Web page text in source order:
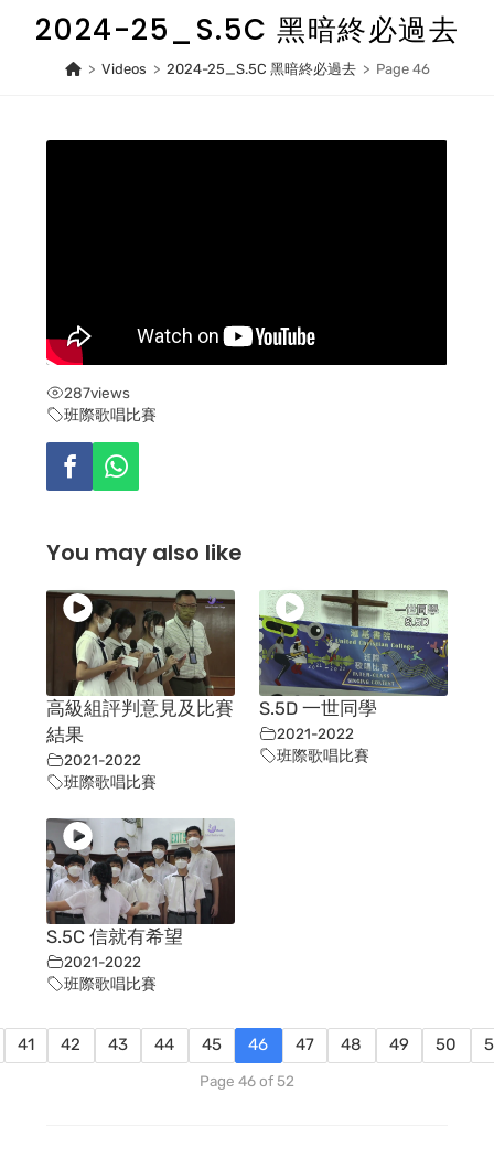
2024-25_S.5C 黑暗終必過去
> Videos > 2024-25_S.5C 黑暗終必過去 > Page 46
287views
班際歌唱比賽
You may also like
高級組評判意見及比賽
結果
2021-2022
班際歌唱比賽
S.5D 一世同學
2021-2022
班際歌唱比賽
S.5C 信就有希望
2021-2022
班際歌唱比賽
41 42 43 44 45 46 47 48 49 50
Page 46 of 52